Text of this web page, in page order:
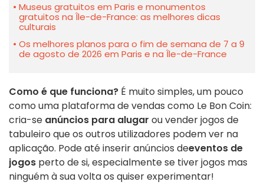
Museus gratuitos em Paris e monumentos
gratuitos na Île-de-France: as melhores dicas
culturais
Os melhores planos para o fim de semana de 7 a 9
de agosto de 2026 em Paris e na Île-de-France
Como é que funciona? É muito simples, um pouco
como uma plataforma de vendas como Le Bon Coin:
cria-se anúncios para alugar ou vender jogos de
tabuleiro que os outros utilizadores podem ver na
aplicação. Pode até inserir anúncios deeventos de
jogos perto de si, especialmente se tiver jogos mas
ninguém à sua volta os quiser experimentar!